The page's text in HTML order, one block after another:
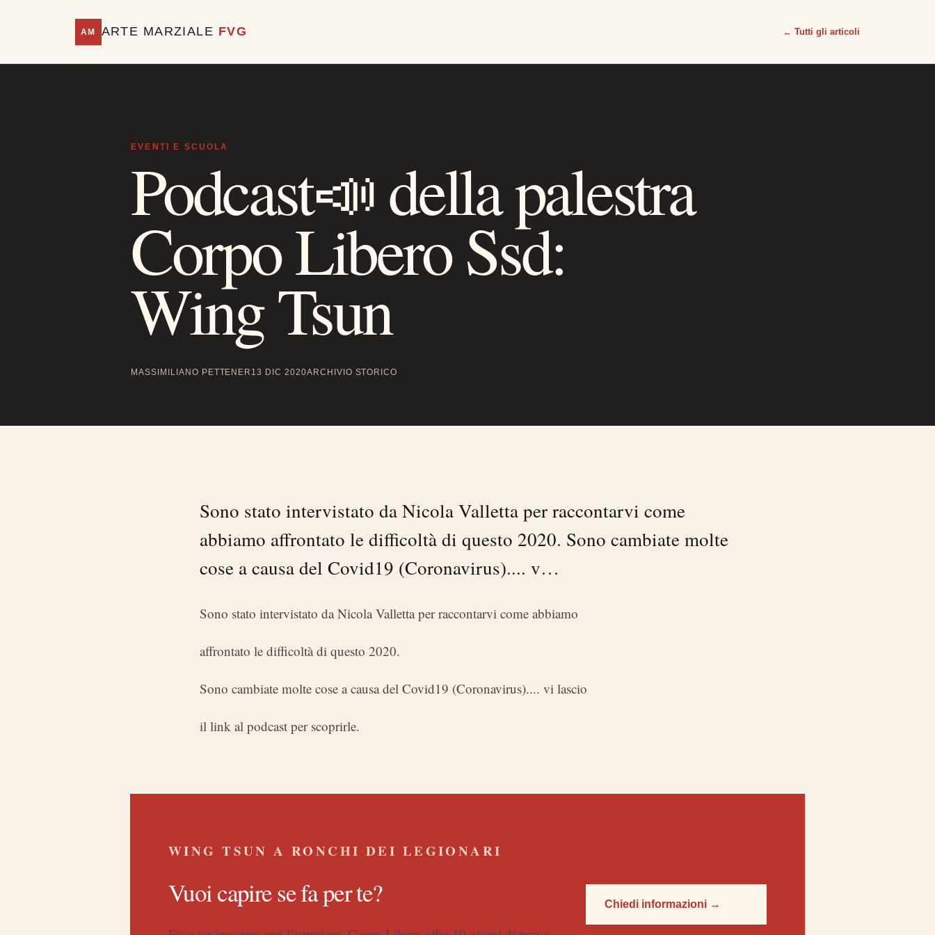
AM ARTE MARZIALE FVG ← Tutti gli articoli
EVENTI E SCUOLA
Podcast📣 della palestra
Corpo Libero Ssd:
Wing Tsun
MASSIMILIANO PETTENER 13 DIC 2020ARCHIVIO STORICO
Sono stato intervistato da Nicola Valletta per raccontarvi come
abbiamo affrontato le difficoltà di questo 2020. Sono cambiate molte
cose a causa del Covid19 (Coronavirus).... v…
Sono stato intervistato da Nicola Valletta per raccontarvi come abbiamo
affrontato le difficoltà di questo 2020.
Sono cambiate molte cose a causa del Covid19 (Coronavirus).... vi lascio
il link al podcast per scoprirle.
WING TSUN A RONCHI DEI LEGIONARI
Vuoi capire se fa per te? Chiedi informazioni →